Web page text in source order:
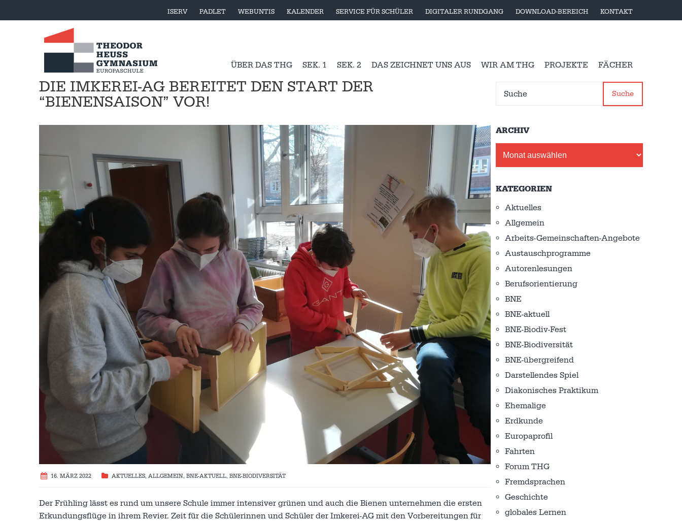
ISERV PADLET WEBUNTIS KALENDER SERVICE FÜR SCHÜLER DIGITALER RUNDGANG DOWNLOAD-BEREICH KONTAKT
ÜBER DAS THG SEK. 1 SEK. 2 DAS ZEICHNET UNS AUS WIR AM THG PROJEKTE FÄCHER
DIE IMKEREI-AG BEREITET DEN START DER
“BIENENSAISON” VOR!
16. MÄRZ 2022 AKTUELLES, ALLGEMEIN, BNE-AKTUELL, BNE-BIODIVERSITÄT
Der Frühling lässt es rund um unsere Schule immer intensiver grünen und auch die Bienen unternehmen die ersten
Erkundungsflüge in ihrem Revier. Zeit für die Schülerinnen und Schüler der Imkerei-AG mit den Vorbereitungen für
Suche
ARCHIV
KATEGORIEN
Aktuelles
Allgemein
Arbeits-Gemeinschaften-Angebote
Austausch­programme
Autorenlesungen
Berufsorientierung
BNE
BNE-aktuell
BNE-Biodiv-Fest
BNE-Biodiversität
BNE-übergreifend
Darstellendes Spiel
Diakonisches Praktikum
Ehemalige
Erdkunde
Europaprofil
Fahrten
Forum THG
Fremdsprachen
Geschichte
globales Lernen